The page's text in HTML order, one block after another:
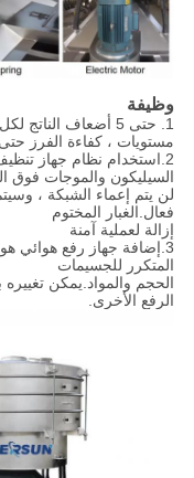
وظيفة
مستويات ، كفاءة الفرز حتى 90٪ -99٪.
2.استخدام نظام جهاز
السيليكون والموجات فوق
لن يتم إعماء الشبكة ،
فعال.الغبار المختوم
إزالة لعملية آمنة
3.إضافة جهاز رفع هوائي
المتكرر للجسيمات
الحجم والمواد.يمكن
الرفع الأخرى.